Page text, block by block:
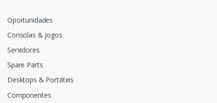
Oportunidades
Consolas & Jogos
Servidores
Spare Parts
Desktops & Portáteis
Componentes